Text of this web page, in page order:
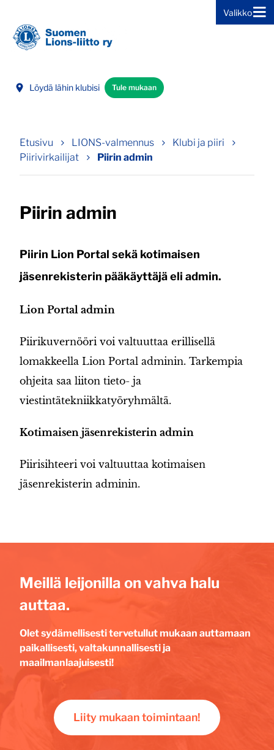
Valikko
Löydä lähin klubisi Tule mukaan
Etusivu LIONS-valmennus
Klubi ja piiri
Piirivirkailijat
Piirin admin
Piirin admin
Piirin Lion Portal sekä kotimaisen
jäsenrekisterin pääkäyttäjä eli admin.
Lion Portal admin
Piirikuvernööri voi valtuuttaa erillisellä
lomakkeella Lion Portal adminin. Tarkempia
ohjeita saa liiton tieto- ja
viestintätekniikkatyöryhmältä.
Kotimaisen jäsenrekisterin admin
Piirisihteeri voi valtuuttaa kotimaisen
jäsenrekisterin adminin.
Meillä leijonilla on vahva halu
auttaa.
Olet sydämellisesti tervetullut mukaan auttamaan
paikallisesti, valtakunnallisesti ja
maailmanlaajuisesti!
Liity mukaan toimintaan!